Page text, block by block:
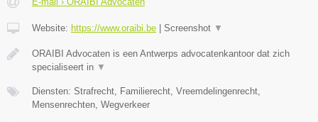
Website: https://www.oraibi.be | Screenshot ▼
ORAIBI Advocaten is een Antwerps advocatenkantoor dat zich
specialiseert in ▼
Diensten: Strafrecht, Familierecht, Vreemdelingenrecht,
Mensenrechten, Wegverkeer